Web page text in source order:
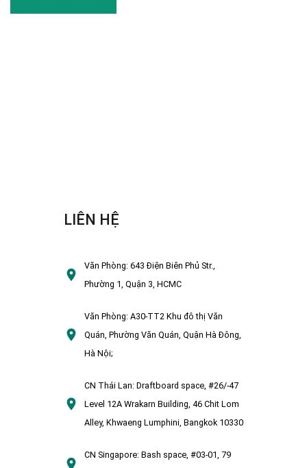
LIÊN HỆ
Văn Phòng:643 Điện Biên Phủ Str.,
Phường 1, Quận 3, HCMC
Văn Phòng:A30-TT2 Khu đô thị Văn
Quán, Phường Văn Quán, Quận Hà Đông,
Hà Nội;
CN Thái Lan: Draftboard space, #26/-47
Level 12A Wrakarn Building, 46 Chit Lom
Alley, Khwaeng Lumphini, Bangkok 10330
CN Singapore: Bash space, #03-01, 79